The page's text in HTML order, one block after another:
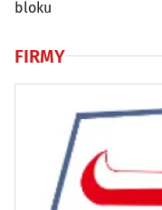
bloku
FIRMY